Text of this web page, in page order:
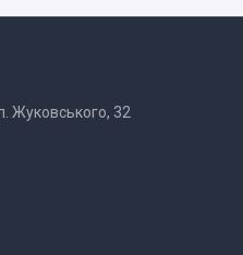
Жуковського, 32